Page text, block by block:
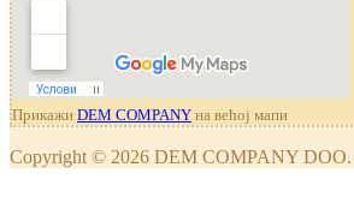
Прикажи DEM COMPANY на већој мапи
Copyright © 2026 DEM COMPANY DOO.